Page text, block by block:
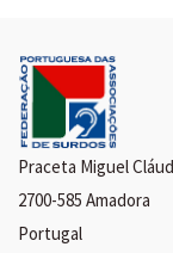
Praceta Miguel
2700-585 Amadora
Portugal